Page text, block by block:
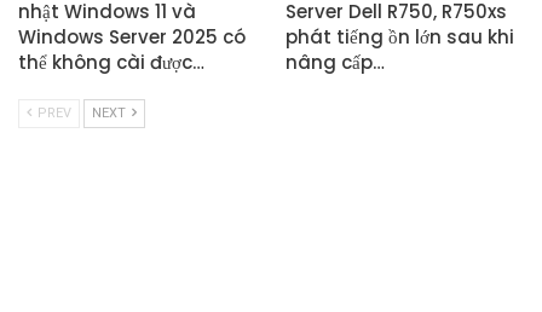
nhật Windows 11 và
Windows Server 2025 có
thể không cài được…
Server Dell R750, R750xs
phát tiếng ồn lớn sau khi
nâng cấp…
PREV NEXT